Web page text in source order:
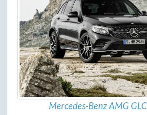
Mercedes-Benz AMG